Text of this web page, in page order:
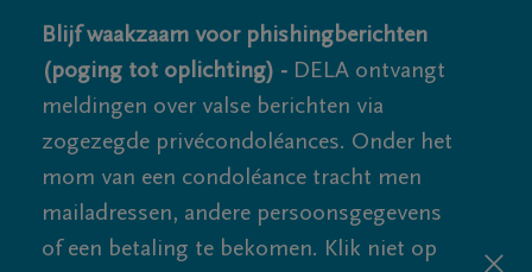
Blijf waakzaam voor phishingberichten
(poging tot oplichting) - DELA ontvangt
meldingen over valse berichten via
zogezegde privécondoléances. Onder het
mom van een condoléance tracht men
mailadressen, andere persoonsgegevens
of een betaling te bekomen. Klik niet op